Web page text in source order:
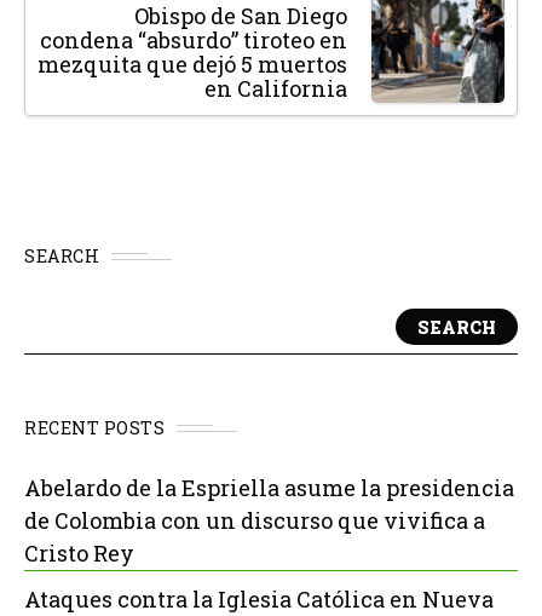
Obispo de San Diego
condena “absurdo” tiroteo en
mezquita que dejó 5 muertos
en California
SEARCH
SEARCH
RECENT POSTS
Abelardo de la Espriella asume la presidencia
de Colombia con un discurso que vivifica a
Cristo Rey
Ataques contra la Iglesia Católica en Nueva